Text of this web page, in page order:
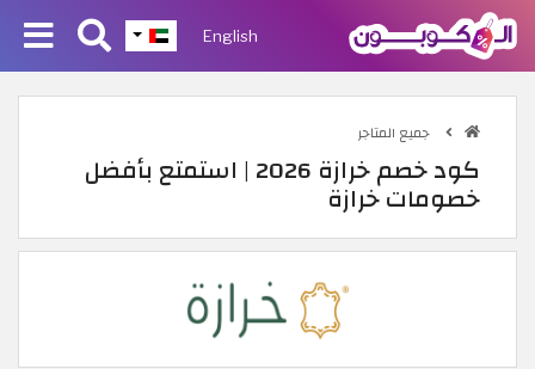
English
جميع المتاجر
كود خصم خرازة 2026 | استمتع بأفضل
خصومات خرازة